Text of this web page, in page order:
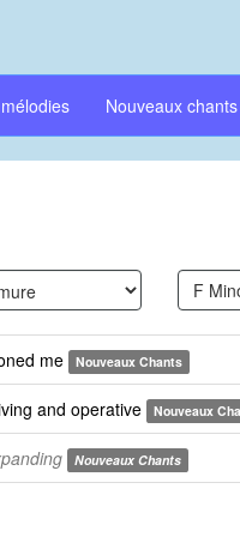
Nouveaux chants
me Nouveaux Chants
and operative Nouveaux
Nouveaux Chants